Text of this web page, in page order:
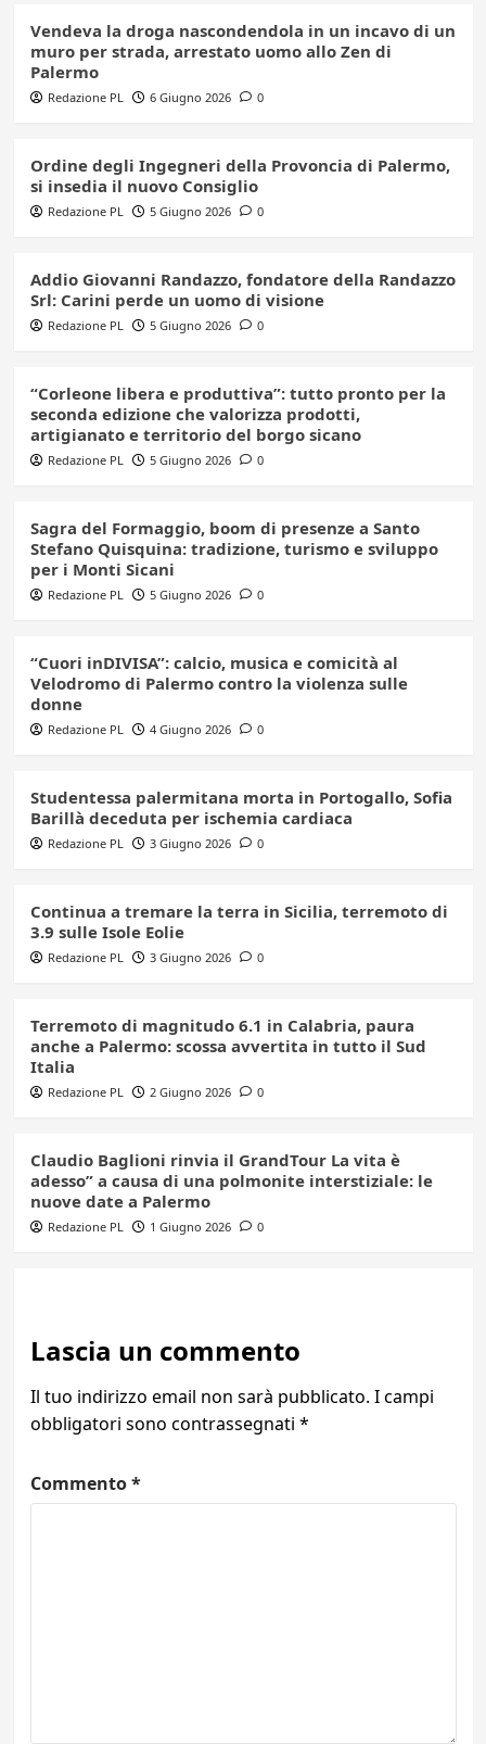
Vendeva la droga nascondendola in un incavo di un
muro per strada, arrestato uomo allo Zen di
Palermo
Redazione PL 6 Giugno 2026 0
Ordine degli Ingegneri della Provoncia di Palermo,
si insedia il nuovo Consiglio
Redazione PL 5 Giugno 2026 0
Addio Giovanni Randazzo, fondatore della Randazzo
Srl: Carini perde un uomo di visione
Redazione PL 5 Giugno 2026 0
“Corleone libera e produttiva”: tutto pronto per la
seconda edizione che valorizza prodotti,
artigianato e territorio del borgo sicano
Redazione PL 5 Giugno 2026 0
Sagra del Formaggio, boom di presenze a Santo
Stefano Quisquina: tradizione, turismo e sviluppo
per i Monti Sicani
Redazione PL 5 Giugno 2026 0
“Cuori inDIVISA”: calcio, musica e comicità al
Velodromo di Palermo contro la violenza sulle
donne
Redazione PL 4 Giugno 2026 0
Studentessa palermitana morta in Portogallo, Sofia
Barillà deceduta per ischemia cardiaca
Redazione PL 3 Giugno 2026 0
Continua a tremare la terra in Sicilia, terremoto di
3.9 sulle Isole Eolie
Redazione PL 3 Giugno 2026 0
Terremoto di magnitudo 6.1 in Calabria, paura
anche a Palermo: scossa avvertita in tutto il Sud
Italia
Redazione PL 2 Giugno 2026 0
Claudio Baglioni rinvia il GrandTour La vita è
adesso” a causa di una polmonite interstiziale: le
nuove date a Palermo
Redazione PL 1 Giugno 2026 0
Lascia un commento
Il tuo indirizzo email non sarà pubblicato. I campi
obbligatori sono contrassegnati *
Commento*